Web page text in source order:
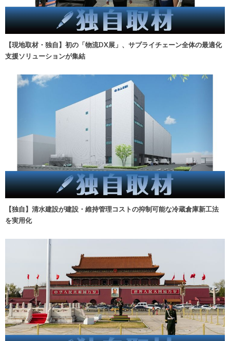
【現地取材・独自】初の「物流DX展」、サプライチェーン全体の最適化
支援ソリューションが集結
【独自】清水建設が建設・維持管理コストの抑制可能な冷蔵倉庫新工法
を実用化